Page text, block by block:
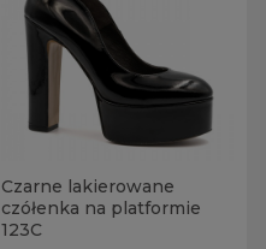
Czarne lakierowane
czółenka na platformie
123C